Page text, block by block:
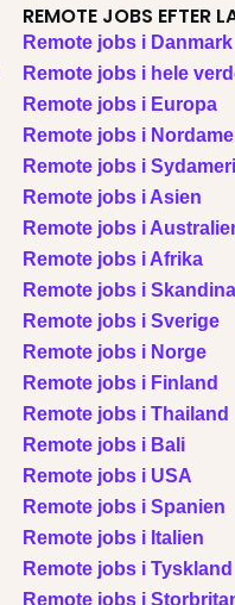
REMOTE JOBS EFTER
Remote jobs i Danmark
Remote jobs i hele
Remote jobs i Europa
Remote jobs i
Remote jobs i
Remote jobs i Asien
Remote jobs i
Remote jobs i Afrika
Remote jobs i
Remote jobs i Sverige
Remote jobs i Norge
Remote jobs i Finland
Remote jobs i Thailand
Remote jobs i Bali
Remote jobs i USA
Remote jobs i Spanien
Remote jobs i Italien
Remote jobs i Tyskland
Remote jobs i